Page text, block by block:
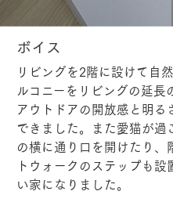
ボイス
リビングを2階に設けて自
ルコニーをリビングの延長
アウトドアの開放感と明
できました。また愛猫が
の横に通り口を開けたり、
トウォークのステップも
い家になりました。